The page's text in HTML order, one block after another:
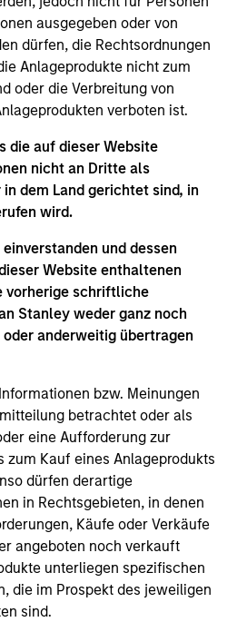
ausgegeben oder von
dürfen, die Rechtsordnungen
Anlageprodukte nicht zum
oder die Verbreitung von
verboten ist.
die auf dieser Website
nicht an Dritte als
dem Land gerichtet sind, in
wird.
und dessen
Website enthaltenen
vorherige schriftliche
Stanley weder ganz noch
anderweitig übertragen
bzw. Meinungen
betrachtet oder als
eine Aufforderung zur
zum Kauf eines Anlageprodukts
dürfen derartige
in Rechtsgebieten, in denen
Käufe oder Verkäufe
angeboten noch verkauft
unterliegen spezifischen
die im Prospekt des jeweiligen
sind.
Heating & Air
and Allstar Holdings
the board of directors of
Hojeij Branded Foods
Shaw graduated, cum
of the University of
Partners
101
by Morgan Stanley
the middle market